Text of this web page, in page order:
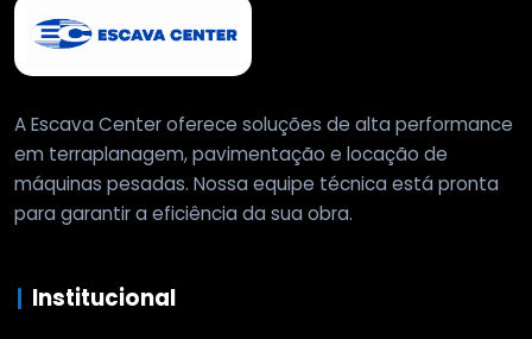
A Escava Center oferece soluções de alta performance
em terraplanagem, pavimentação e locação de
máquinas pesadas. Nossa equipe técnica está pronta
para garantir a eficiência da sua obra.
Institucional